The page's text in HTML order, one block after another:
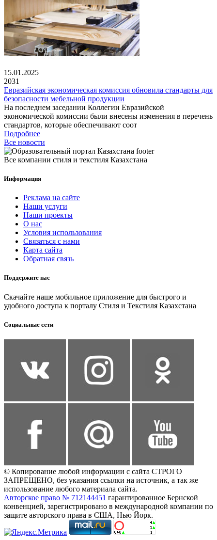
15.01.2025
2031
Евразийская экономическая комиссия обновила стандарты для
безопасности мебельной продукции
На последнем заседании Коллегии Евразийской
экономической комиссии были внесены изменения в перечень
стандартов, которые обеспечивают соот
Подробнее
Все новости
Все компании стиля и текстиля Казахстана
Информация
Реклама на сайте
Наши услуги
Наши проекты
О нас
Условия использования
Связаться с нами
Карта сайта
Обратная связь
Поддержите нас
Скачайте наше мобильное приложение для быстрого и
удобного доступа к порталу Стиля и Текстиля Казахстана
Социальные сети
© Копирование любой информации с сайта СТРОГО
ЗАПРЕЩЕНО, без указания ссылки на источник, а так же
использование любого материала сайта.
Авторское право № 712144451 гарантированное Бернской
конвенцией, зарегистрировано в международной компании по
защите авторского права в США, Нью Йорк.